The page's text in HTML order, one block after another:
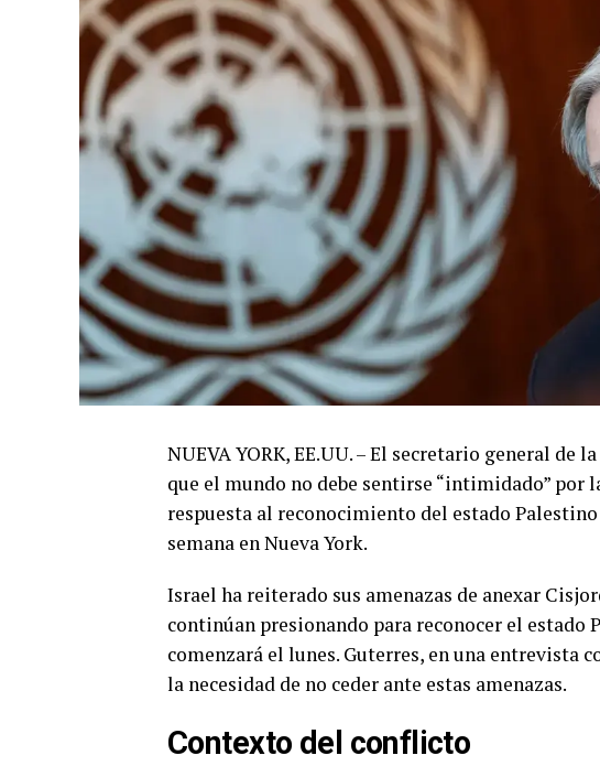
NUEVA YORK, EE.UU. – El secretario general
que el mundo no debe sentirse “intimidado” por
respuesta al reconocimiento del estado
semana en Nueva York.
Israel ha reiterado sus amenazas de anexar
continúan presionando para reconocer el estado
comenzará el lunes. Guterres, en una entrevista
la necesidad de no ceder ante estas amenazas.
Contexto del conflicto